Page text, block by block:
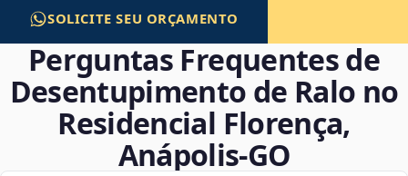
SOLICITE SEU ORÇAMENTO
Perguntas Frequentes de
Desentupimento de Ralo no
Residencial Florença,
Anápolis‑GO